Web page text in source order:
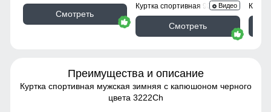
Смотреть
Куртка спортивная 9623_1Kh
Видео
Смотреть
Преимущества и описание
Куртка спортивная мужская зимняя с капюшоном черного
цвета 3222Ch